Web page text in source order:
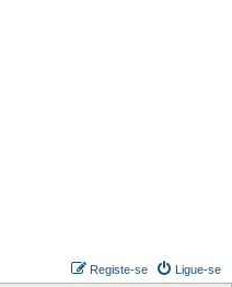
Ligue-se
Registe-se